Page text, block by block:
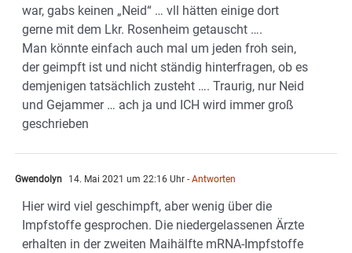
war, gabs keinen „Neid“ … vll hätten einige dort
gerne mit dem Lkr. Rosenheim getauscht ….
Man könnte einfach auch mal um jeden froh sein,
der geimpft ist und nicht ständig hinterfragen, ob es
demjenigen tatsächlich zusteht …. Traurig, nur Neid
und Gejammer … ach ja und ICH wird immer groß
geschrieben
Gwendolyn 14. Mai 2021 um 22:16 Uhr - Antworten
Hier wird viel geschimpft, aber wenig über die
Impfstoffe gesprochen. Die niedergelassenen Ärzte
erhalten in der zweiten Maihälfte mRNA-Impfstoffe